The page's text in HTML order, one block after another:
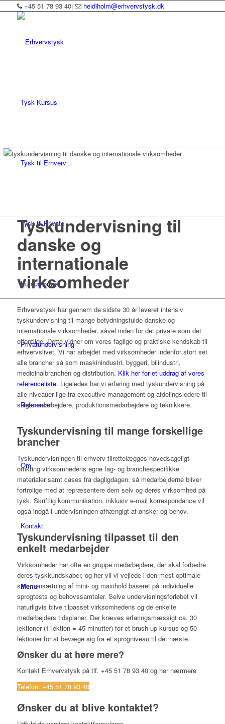
+45 51 78 93 40| heidiholm@erhvervstysk.dk
Tysk Kursus
Tysk til Erhverv
Tysk til Private
Kursusformer
Privatundervisning
Referencer
Om
Kontakt
Menu
Tyskundervisning til
danske og
internationale
virksomheder
Erhvervstysk har gennem de sidste 30 år leveret intensiv
tyskundervisning til mange betydningsfulde danske og
internationale virksomheder, såvel inden for det private som det
offentlige. Dette vidner om vores faglige og praktiske kendskab til
erhvervslivet. Vi har arbejdet med virksomheder indenfor stort set
alle brancher så som maskinindustri, byggeri, bilindustri,
medicinalbranchen og distribution. Klik her for et uddrag af vores
referenceliste. Ligeledes har vi erfaring med tyskundervisning på
alle niveauer lige fra executive management og afdelingsledere til
salgsmedarbejdere, produktionsmedarbejdere og teknikkere.
Tyskundervisning til mange forskellige
brancher
Tyskundervisningen til erhverv tilrettelægges hovedsageligt
omkring virksomhedens egne fag- og branchespecifikke
materialer samt cases fra dagligdagen, så medarbejderne bliver
fortrolige med at repræsentere dem selv og deres virksomhed på
tysk. Skriftlig kommunikation, inklusiv e-mail korrespondance vil
også indgå i undervisningen afhængigt af ønsker og behov.
Tyskundervisning tilpasset til den
enkelt medarbejder
Virksomheder har ofte en gruppe medarbejdere, der skal forbedre
deres tyskkundskaber, og her vil vi vejlede i den mest optimale
sammensætning af mini- og maxihold baseret på individuelle
sprogtests og behovssamtaler. Selve undervisningsforløbet vil
naturligvis blive tilpasset virksomhedens og de enkelte
medarbejders tidsplaner. Der kræves erfaringsmæssigt ca. 30
lektioner (1 lektion = 45 minutter) for et brush-up kursus og 50
lektioner for at bevæge sig fra et sprogniveau til det næste.
Ønsker du at høre mere?
Kontakt Erhvervstysk på tlf. +45 51 78 93 40 og hør nærmere
Telefon: +45 51 78 93 40
Ønsker du at blive kontaktet?